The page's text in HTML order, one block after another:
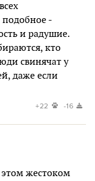
-
и радушие.
кто
свинячат у
даже если
+22 -16
этом жестоком